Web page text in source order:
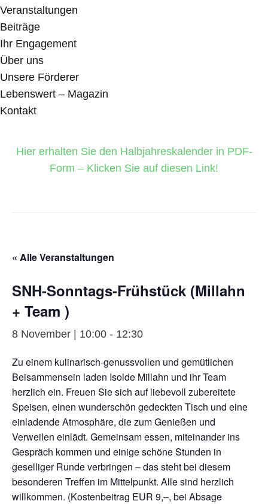
Veranstaltungen
Beiträge
Ihr Engagement
Über uns
Unsere Förderer
Lebenswert – Magazin
Kontakt
Hier erhalten Sie den Halbjahreskalender in PDF-
Form – Klicken Sie auf diesen Link!
« Alle Veranstaltungen
SNH-Sonntags-Frühstück (Millahn
+ Team )
8 November | 10:00 - 12:30
Zu einem kulinarisch-genussvollen und gemütlichen
Beisammensein laden Isolde Millahn und ihr Team
herzlich ein. Freuen Sie sich auf liebevoll zubereitete
Speisen, einen wunderschön gedeckten Tisch und eine
einladende Atmosphäre, die zum Genießen und
Verweilen einlädt. Gemeinsam essen, miteinander ins
Gespräch kommen und einige schöne Stunden in
geselliger Runde verbringen – das steht bei diesem
besonderen Treffen im Mittelpunkt. Alle sind herzlich
willkommen. (Kostenbeitrag EUR 9,–, bei Absage